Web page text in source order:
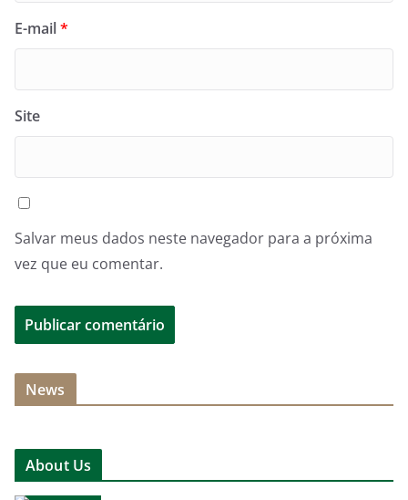
E-mail*
Site
Salvar meus dados neste navegador para a próxima
vez que eu comentar.
News
About Us